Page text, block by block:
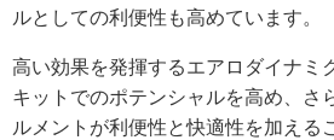
ルとしての利便性も高めています。
高い効果を発揮するエアロダイナミ
キットでのポテンシャルを高め、さ
ルメントが利便性と快適性を加える